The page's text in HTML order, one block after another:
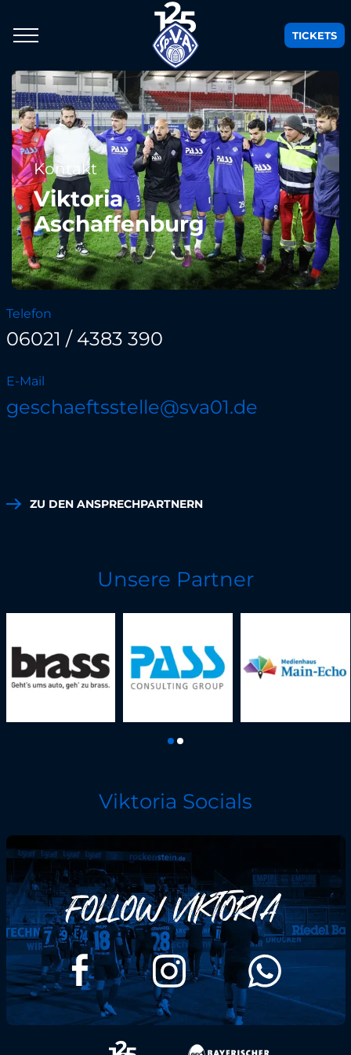
TICKETS
Kontakt
Viktoria
Aschaffenburg
Telefon
06021 / 4383 390
E-Mail
geschaeftsstelle@sva01.de
ZU DEN ANSPRECHPARTNERN
Unsere Partner
Viktoria Socials